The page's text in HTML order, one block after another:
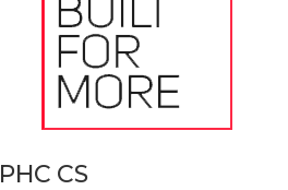
PHC CS